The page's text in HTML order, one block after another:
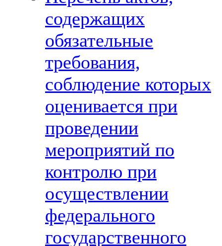
содержащих
обязательные
требования,
соблюдение которых
оценивается при
проведении
мероприятий по
контролю при
осуществлении
федерального
государственного